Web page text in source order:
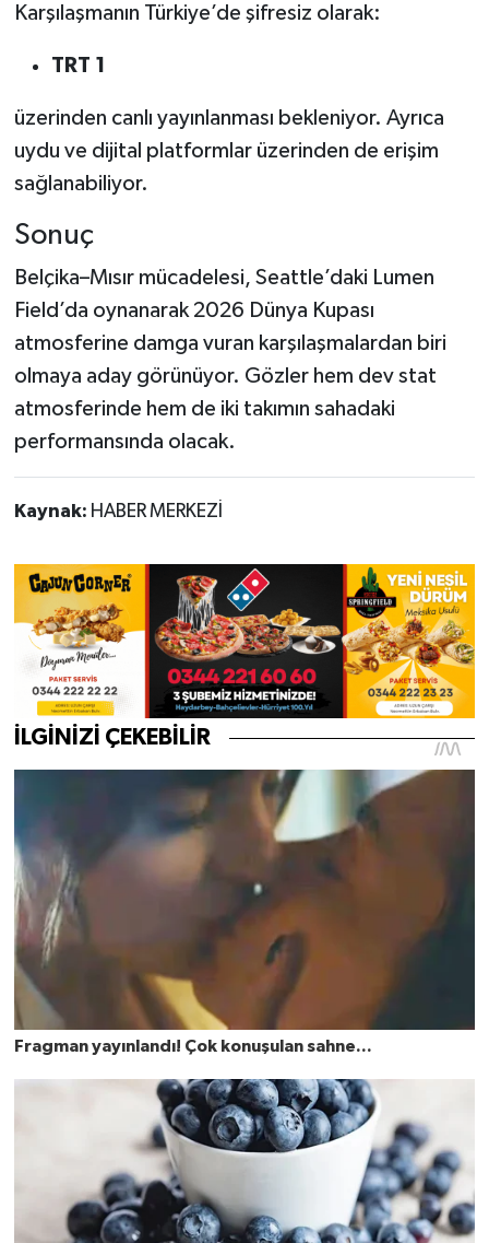
Karşılaşmanın Türkiye’de şifresiz olarak:
TRT 1
üzerinden canlı yayınlanması bekleniyor. Ayrıca
uydu ve dijital platformlar üzerinden de erişim
sağlanabiliyor.
Sonuç
Belçika–Mısır mücadelesi, Seattle’daki Lumen
Field’da oynanarak 2026 Dünya Kupası
atmosferine damga vuran karşılaşmalardan biri
olmaya aday görünüyor. Gözler hem dev stat
atmosferinde hem de iki takımın sahadaki
performansında olacak.
Kaynak: HABER MERKEZİ